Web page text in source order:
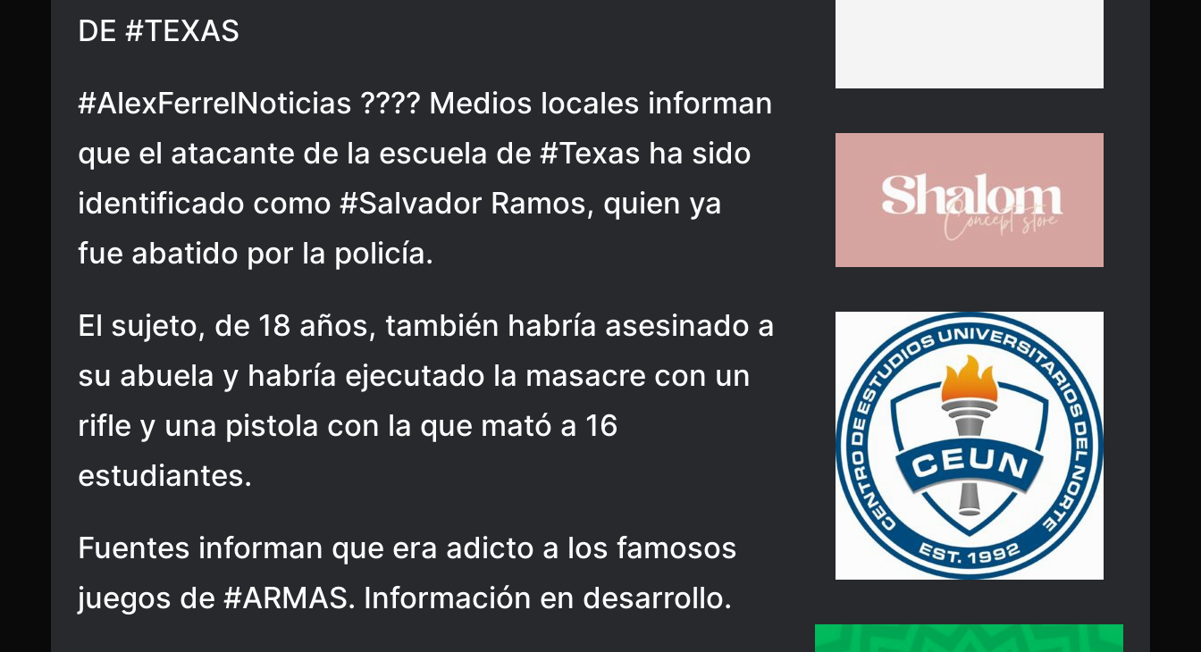
DE #TEXAS
#AlexFerrelNoticias ???? Medios locales informan
que el atacante de la escuela de #Texas ha sido
identificado como #Salvador Ramos, quien ya
fue abatido por la policía.
El sujeto, de 18 años, también habría asesinado a
su abuela y habría ejecutado la masacre con un
rifle y una pistola con la que mató a 16
estudiantes.
Fuentes informan que era adicto a los famosos
juegos de #ARMAS. Información en desarrollo.